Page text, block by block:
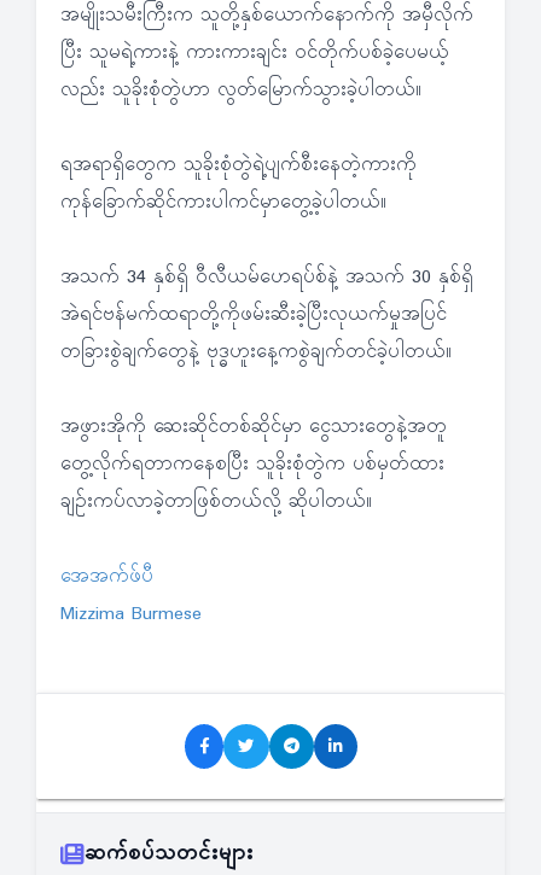
အမျိုးသမီးကြီးက သူတို့နှစ်ယောက်နောက်ကို အမှီလိုက်
ပြီး သူမရဲ့ကားနဲ့ ကားကားချင်း ဝင်တိုက်ပစ်ခဲ့ပေမယ့်
လည်း သူခိုးစုံတွဲဟာ လွတ်မြောက်သွားခဲ့ပါတယ်။
ရအရာရှိတွေက သူခိုးစုံတွဲရဲ့ပျက်စီးနေတဲ့ကားကို
ကုန်ခြောက်ဆိုင်ကားပါကင်မှာတွေ့ခဲ့ပါတယ်။
အသက် 34 နှစ်ရှိ ဝီလီယမ်ဟေရပ်စ်နဲ့ အသက် 30 နှစ်ရှိ
အဲရင်ဗန်မက်ထရာတို့ကိုဖမ်းဆီးခဲ့ပြီးလုယက်မှုအပြင်
တခြားစွဲချက်တွေနဲ့ ဗုဒ္ဓဟူးနေ့ကစွဲချက်တင်ခဲ့ပါတယ်။
အဖွားအိုကို ဆေးဆိုင်တစ်ဆိုင်မှာ ငွေသားတွေနဲ့အတူ
တွေ့လိုက်ရတာကနေစပြီး သူခိုးစုံတွဲက ပစ်မှတ်ထား
ချဉ်းကပ်လာခဲ့တာဖြစ်တယ်လို့ ဆိုပါတယ်။
အေအက်ဖ်ပီ
Mizzima Burmese
ဆက်စပ်သတင်းများ